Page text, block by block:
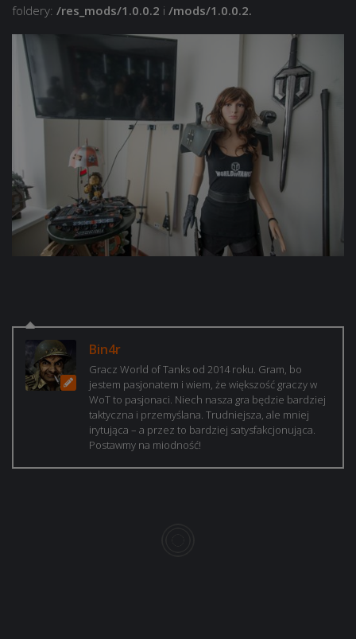
foldery: /res_mods/1.0.0.2 i /mods/1.0.0.2.
Bin4r
Gracz World of Tanks od 2014 roku. Gram, bo
jestem pasjonatem i wiem, że większość graczy w
WoT to pasjonaci. Niech nasza gra będzie bardziej
taktyczna i przemyślana. Trudniejsza, ale mniej
irytująca – a przez to bardziej satysfakcjonująca.
Postawmy na miodność!